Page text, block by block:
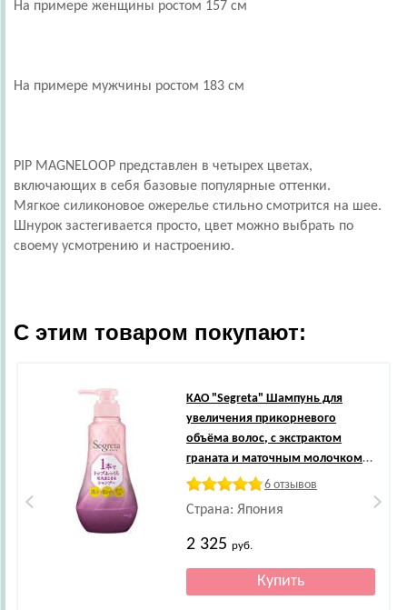
На примере женщины ростом 157 см
На примере мужчины ростом 183 см
PIP MAGNELOOP представлен в четырех цветах,
включающих в себя базовые популярные оттенки.
Мягкое силиконовое ожерелье стильно смотрится на шее.
Шнурок застегивается просто, цвет можно выбрать по
своему усмотрению и настроению.
С этим товаром покупают:
KAO"Segreta" Шампунь для
увеличения прикорневого
объёма волос, с экстрактом
граната и маточным молочком,
для использования без
ламинирования!
6 отзывов
Страна: Япония
2 325руб.